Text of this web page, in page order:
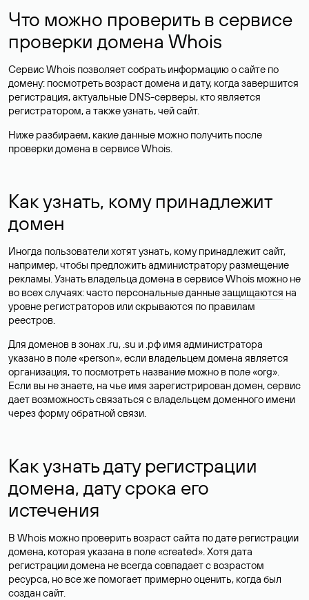
Что можно проверить в сервисе
проверки домена Whois
Сервис Whois позволяет собрать информацию о сайте по
домену: посмотреть возраст домена и дату, когда завершится
регистрация, актуальные DNS-серверы, кто является
регистратором, а также узнать, чей сайт.
Ниже разбираем, какие данные можно получить после
проверки домена в сервисе Whois.
Как узнать, кому принадлежит
домен
Иногда пользователи хотят узнать, кому принадлежит сайт,
например, чтобы предложить администратору размещение
рекламы. Узнать владельца домена в сервисе Whois можно не
во всех случаях: часто персональные данныезащищаются на
уровне регистраторов или скрываются по правилам
реестров.
Для доменов в зонах .ru, .su и .рф имя администратора
указано в поле «person», если владельцем домена является
организация, то посмотреть название можно в поле «org».
Если вы не знаете, на чье имя зарегистрирован домен, сервис
дает возможность связаться с владельцем доменного имени
через форму обратной связи.
Как узнать дату регистрации
домена, дату срока его
истечения
В Whois можно проверить возраст сайта по дате регистрации
домена, которая указана в поле «created». Хотя дата
регистрации домена не всегда совпадает с возрастом
ресурса, но все же помогает примерно оценить, когда был
создан сайт.